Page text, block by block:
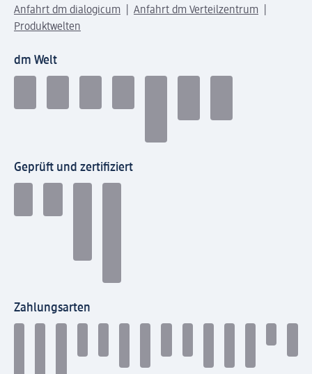
Anfahrt dm dialogicum
Anfahrt dm Verteilzentrum
Produktwelten
dm Welt
Geprüft und zertifiziert
Zahlungsarten